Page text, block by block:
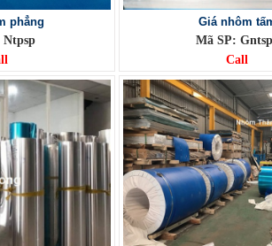
phẳng
Ntpsp
Giá nhôm
Mã SP:
Call